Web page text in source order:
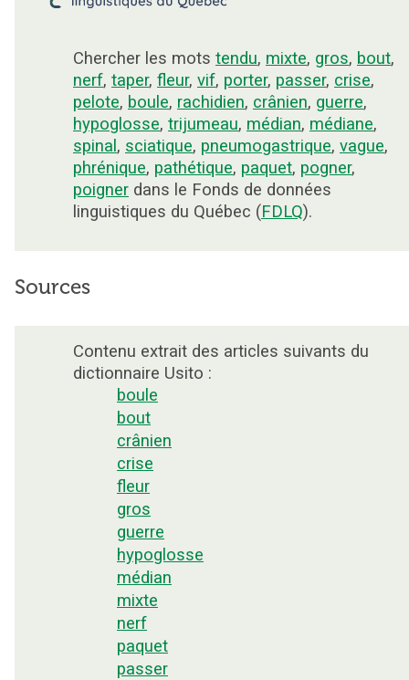
Chercher les mots tendu, mixte, gros, bout,
nerf, taper, fleur, vif, porter, passer, crise,
pelote, boule, rachidien, crânien, guerre,
hypoglosse, trijumeau, médian, médiane,
spinal , sciatique, pneumogastrique, vague,
phrénique, pathétique, paquet, pogner,
poigner dans le Fonds de données
linguistiques du Québec (FDLQ).
Sources
Contenu extrait des articles suivants du
dictionnaire Usito :
boule
bout
crânien
crise
fleur
gros
guerre
hypoglosse
médian
mixte
nerf
paquet
passer